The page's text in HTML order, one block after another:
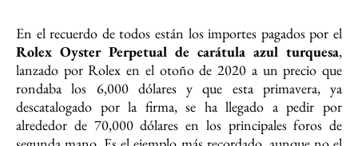
En el recuerdo de todos están los importes pagados por el
Rolex Oyster Perpetual de carátula azul turquesa,
lanzado por Rolex en el otoño de 2020 a un precio que
rondaba los 6,000 dólares y que esta primavera, ya
descatalogado por la firma, se ha llegado a pedir por
alrededor de 70,000 dólares en los principales foros de